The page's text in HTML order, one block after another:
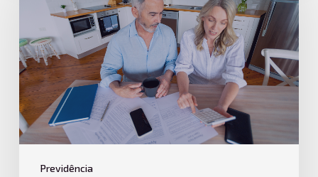
Previdência
Plano
Previdência:
PGBL
ou
VGBL?